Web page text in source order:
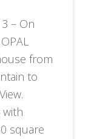
– On
from
to
with
square